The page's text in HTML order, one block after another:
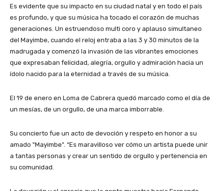
Es evidente que su impacto en su ciudad natal y en todo el país
es profundo, y que su música ha tocado el corazón de muchas
generaciones. Un estruendoso multi coro y aplauso simultaneo
del Mayimbe, cuando el reloj entraba a las 3 y 30 minutos de la
madrugada y comenzó la invasión de las vibrantes emociones
que expresaban felicidad, alegría, orgullo y admiración hacia un
ídolo nacido para la eternidad a través de su música.
El 19 de enero en Loma de Cabrera quedó marcado como el día de
un mesías, de un orgullo, de una marca imborrable.
Su concierto fue un acto de devoción y respeto en honor a su
amado "Mayimbe". “Es maravilloso ver cómo un artista puede unir
a tantas personas y crear un sentido de orgullo y pertenencia en
su comunidad.